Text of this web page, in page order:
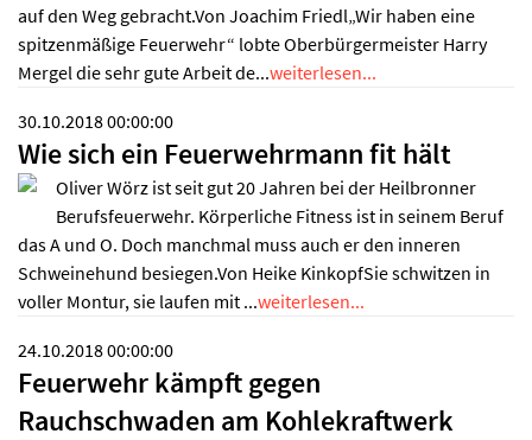
auf den Weg gebracht.Von Joachim Friedl„Wir haben eine
spitzenmäßige Feuerwehr“ lobte Oberbürgermeister Harry
Mergel die sehr gute Arbeit de...weiterlesen...
30.10.2018 00:00:00
Wie sich ein Feuerwehrmann fit hält
Oliver Wörz ist seit gut 20 Jahren bei der Heilbronner
Berufsfeuerwehr. Körperliche Fitness ist in seinem Beruf
das A und O. Doch manchmal muss auch er den inneren
Schweinehund besiegen.Von Heike KinkopfSie schwitzen in
voller Montur, sie laufen mit ...weiterlesen...
24.10.2018 00:00:00
Feuerwehr kämpft gegen
Rauchschwaden am Kohlekraftwerk